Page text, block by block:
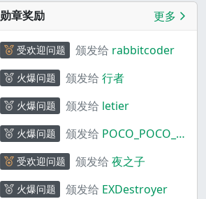
勋章奖励 更多
受欢迎问题 颁发给 rabbitcoder
火爆问题 颁发给 行者
火爆问题 颁发给 letier
火爆问题 颁发给 POCO_POCO_P
受欢迎问题 颁发给 夜之子
火爆问题 颁发给 EXDestroyer